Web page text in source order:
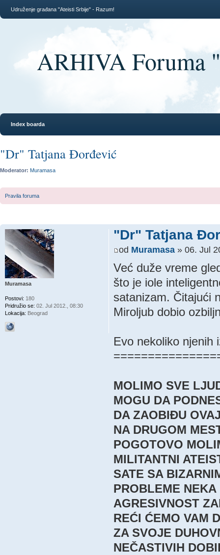
Udruženje građana "Ateisti Srbije" - Razum!
ARHIVA Foruma
Index boarda
"Dr" Tatjana Đorđević
Moderator: Muramasa
Pravila foruma
"Dr" Tatjana
od Muramasa» 06. Jul
Već duže vreme
što je iole
satanizam. Čitajući
Miroljub dobio
Evo nekoliko njenih
MOLIMO SVE
MOGU DA
DA ZAOBIĐU
NA DRUGOM
POGOTOVO
MILITANTNI
SATE SA
PROBLEME NEKA
AGRESIVNOST
REĆI ĆEMO VAM
ZA SVOJE
NEČASTIVIH
Muramasa
Postovi: 180
Pridružio se: 02. Jul 2012., 08:30
Lokacija: Beograd